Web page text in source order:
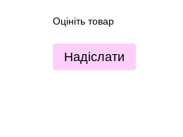
Оцініть товар
Надіслати